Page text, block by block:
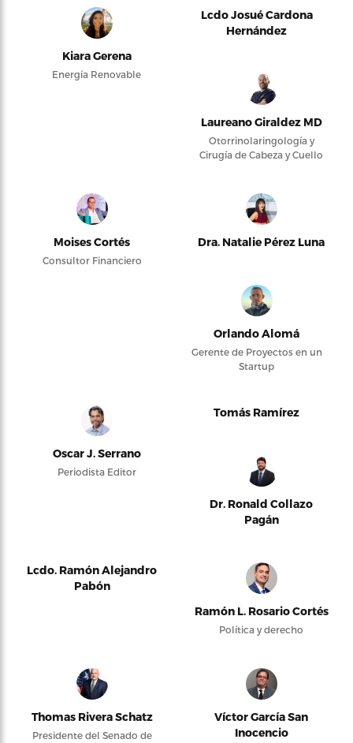
Kiara Gerena
Energía Renovable
Lcdo Josué Cardona
Hernández
Laureano Giraldez MD
Otorrinolaringología y
Cirugía de Cabeza y Cuello
Moises Cortés
Consultor Financiero
Dra. Natalie Pérez Luna
Orlando Alomá
Gerente de Proyectos en un
Startup
Oscar J. Serrano
Periodista Editor
Tomás Ramírez
Dr. Ronald Collazo
Pagán
Lcdo. Ramón Alejandro
Pabón
Ramón L. Rosario Cortés
Política y derecho
Thomas Rivera Schatz
Presidente del Senado de
Víctor García San
Inocencio